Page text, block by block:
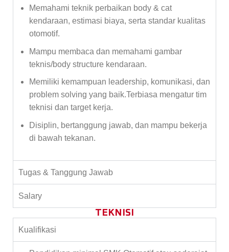
Memahami teknik perbaikan body & cat
kendaraan, estimasi biaya, serta standar kualitas
otomotif.
Mampu membaca dan memahami gambar
teknis/body structure kendaraan.
Memiliki kemampuan leadership, komunikasi, dan
problem solving yang baik.Terbiasa mengatur tim
teknisi dan target kerja.
Disiplin, bertanggung jawab, dan mampu bekerja
di bawah tekanan.
Tugas & Tanggung Jawab
Salary
TEKNISI
Kualifikasi